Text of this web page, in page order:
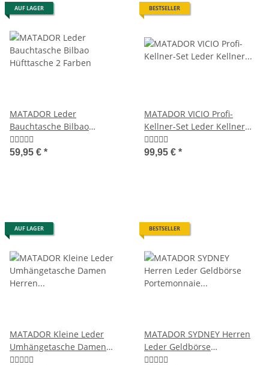
AUF LAGER
MATADOR Leder
Bauchtasche Bilbao
Hüfttasche 2 Farben
59,95 € *
BESTSELLER
MATADOR VICIO Profi-
Kellner-Set Leder Kellner
Geldbörse mit Kette
99,95 € *
AUF LAGER
MATADOR Kleine Leder
Umhängetasche Damen
Herren Retro Klassisch
BESTSELLER
MATADOR SYDNEY Herren
Leder Geldbörse
Portemonnaie Luxus RFID